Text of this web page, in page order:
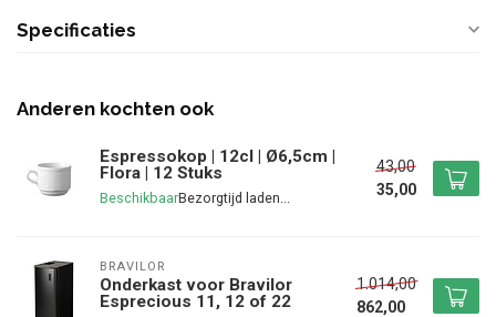
Specificaties
Anderen kochten ook
Espressokop | 12cl | Ø6,5cm |
Flora | 12 Stuks
Beschikbaar
43,00
35,00
BRAVILOR
Onderkast voor Bravilor
Esprecious 11, 12 of 22
1.014,00
862,00